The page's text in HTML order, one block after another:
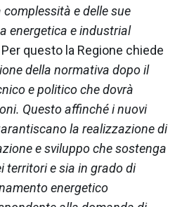
e delle sue
energetica e industrial
Per questo la Regione chiede
della normativa dopo il
e politico che dovrà
Questo affinché i nuovi
la realizzazione di
e sviluppo che sostenga
territori e sia in grado di
energetico